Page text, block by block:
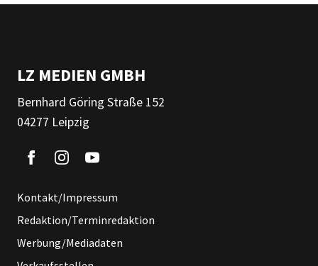
LZ MEDIEN GMBH
Bernhard Göring Straße 152
04277 Leipzig
Kontakt/Impressum
Redaktion/Terminredaktion
Werbung/Mediadaten